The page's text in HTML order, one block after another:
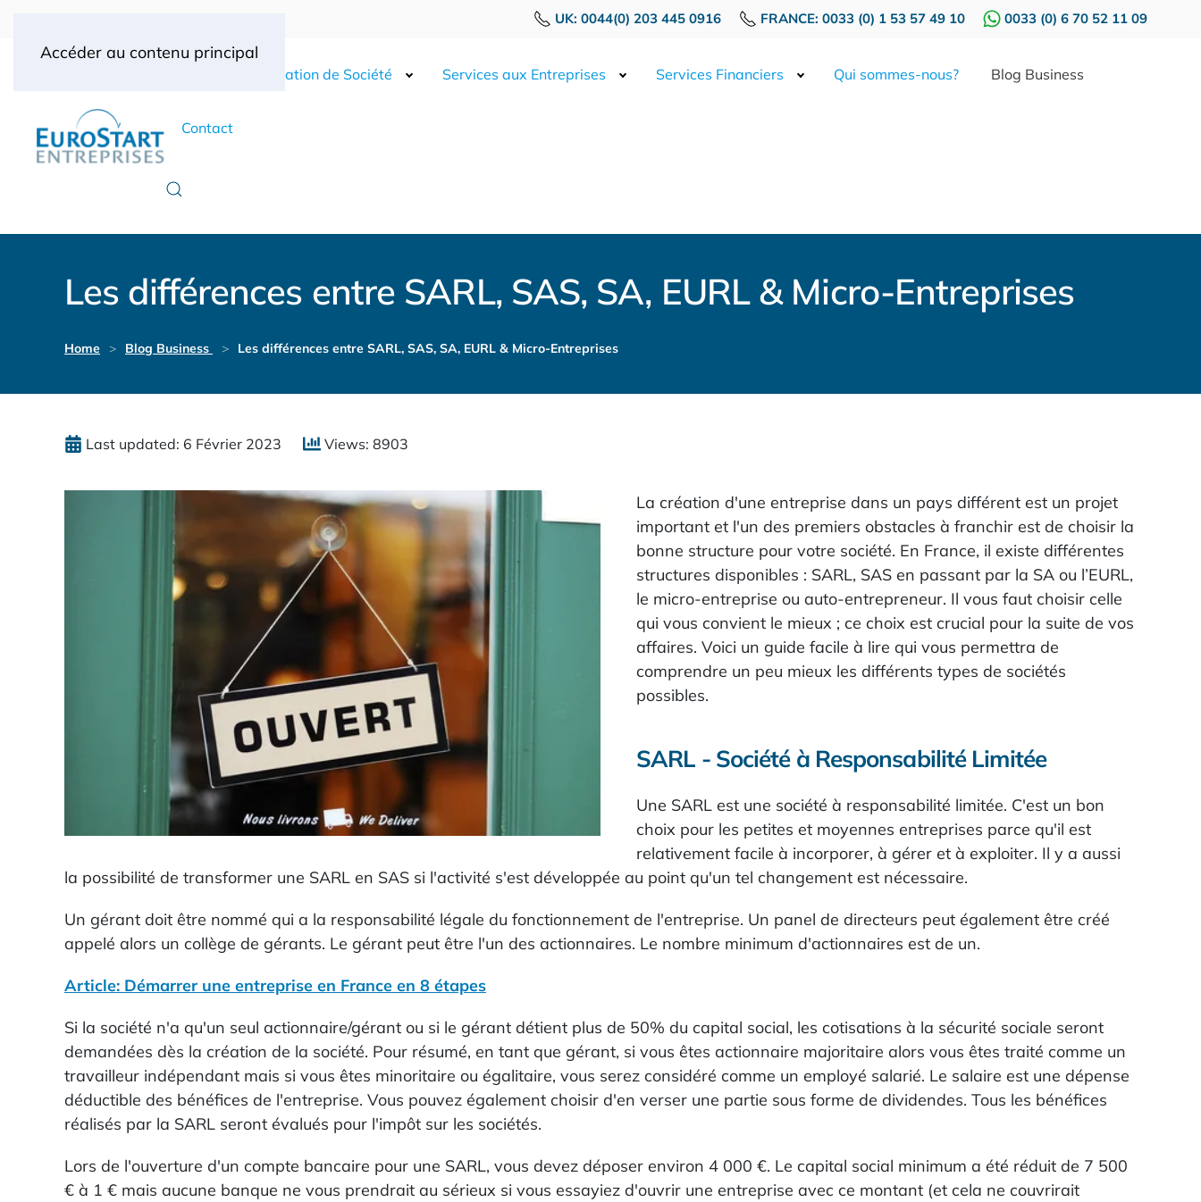
Accéder au contenu principal
UK: 0044(0) 203 445 0916 FRANCE: 0033 (0) 1 53 57 49 10 0033 (0) 6 70 52 11 09
Création de Société Services aux Entreprises Services Financiers Qui sommes-nous? Blog Business
Contact
Les différences entre SARL, SAS, SA, EURL & Micro-Entreprises
Home Blog Business Les différences entre SARL, SAS, SA, EURL & Micro-Entreprises
Last updated: 6 Février 2023 Views: 8903
La création d'une entreprise dans un pays différent est un projet
important et l'un des premiers obstacles à franchir est de choisir la
bonne structure pour votre société. En France, il existe différentes
structures disponibles : SARL, SAS en passant par la SA ou l’EURL,
le micro-entreprise ou auto-entrepreneur. Il vous faut choisir celle
qui vous convient le mieux ; ce choix est crucial pour la suite de vos
affaires. Voici un guide facile à lire qui vous permettra de
comprendre un peu mieux les différents types de sociétés
possibles.
SARL - Société à Responsabilité Limitée
Une SARL est une société à responsabilité limitée. C'est un bon
choix pour les petites et moyennes entreprises parce qu'il est
relativement facile à incorporer, à gérer et à exploiter. Il y a aussi
la possibilité de transformer une SARL en SAS si l'activité s'est développée au point qu'un tel changement est nécessaire.
Un gérant doit être nommé qui a la responsabilité légale du fonctionnement de l'entreprise. Un panel de directeurs peut également être créé
appelé alors un collège de gérants. Le gérant peut être l'un des actionnaires. Le nombre minimum d'actionnaires est de un.
Article: Démarrer une entreprise en France en 8 étapes
Si la société n'a qu'un seul actionnaire/gérant ou si le gérant détient plus de 50% du capital social, les cotisations à la sécurité sociale seront
demandées dès la création de la société. Pour résumé, en tant que gérant, si vous êtes actionnaire majoritaire alors vous êtes traité comme un
travailleur indépendant mais si vous êtes minoritaire ou égalitaire, vous serez considéré comme un employé salarié. Le salaire est une dépense
déductible des bénéfices de l'entreprise. Vous pouvez également choisir d'en verser une partie sous forme de dividendes. Tous les bénéfices
réalisés par la SARL seront évalués pour l'impôt sur les sociétés.
Lors de l'ouverture d'un compte bancaire pour une SARL, vous devez déposer environ 4 000 €. Le capital social minimum a été réduit de 7 500
€ à 1 € mais aucune banque ne vous prendrait au sérieux si vous essayiez d'ouvrir une entreprise avec ce montant (et cela ne couvrirait